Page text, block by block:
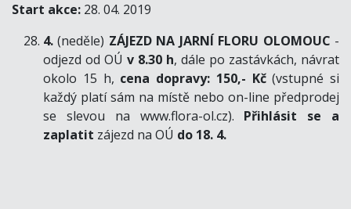
Start akce: 28. 04. 2019
4.(neděle) ZÁJEZD NA JARNÍ FLORU OLOMOUC -
odjezd od OÚ v 8.30 h, dále po zastávkách, návrat
okolo 15 h, cena dopravy: 150,- Kč(vstupné si
každý platí sám na místě nebo on-line předprodej
se slevou na www.flora-ol.cz). Přihlásit se a
zaplatit zájezd na OÚ do 18. 4.